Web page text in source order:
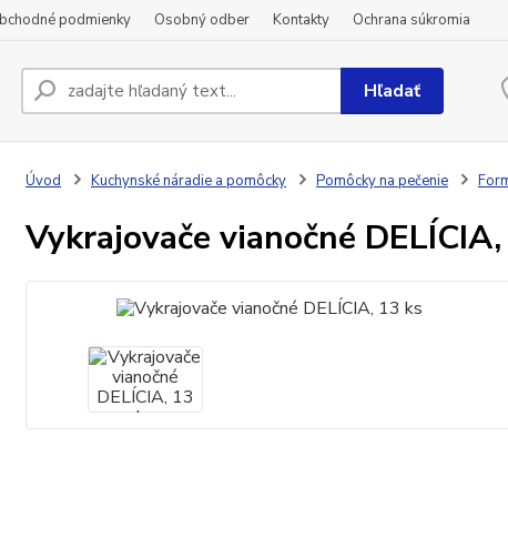
podmienky Osobný odber Kontakty Ochrana súkromia
Hľadať
Úvod Kuchynské náradie a pomôcky Pomôcky na pečenie
Vykrajovače vianočné